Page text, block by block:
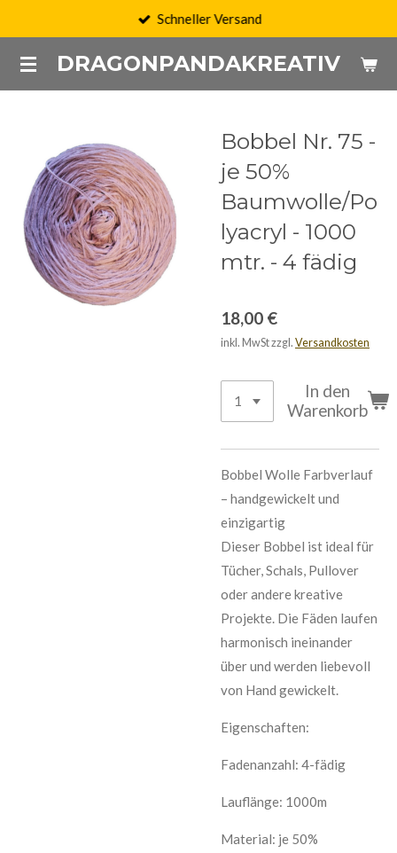
springenDRAGONPANDAKREATIV
Schneller Versand
Bobbel Nr. 75 -
je 50%
Baumwolle/Po
lyacryl - 1000
mtr. - 4 fädig
18,00 €
inkl. MwSt zzgl. Versandkosten
In den
Warenkorb
Bobbel Wolle Farbverlauf
– handgewickelt und
einzigartig
Dieser Bobbel ist ideal für
Tücher, Schals, Pullover
oder andere kreative
Projekte. Die Fäden laufen
harmonisch ineinander
über und werden liebevoll
von Hand gewickelt.
Eigenschaften:
Fadenanzahl: 4-fädig
Lauflänge: 1000m
Material: je 50%